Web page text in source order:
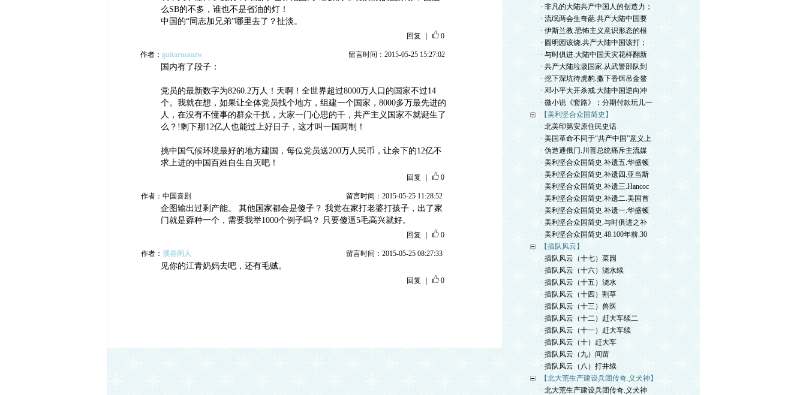
么SB的不多，谁也不是省油的灯！
中国的“同志加兄弟”哪里去了？扯淡。
回复 0
作者： guitarmanzw 留言时间：2015-05-25 15:27:02
国内有了段子：
党员的最新数字为8260.2万人！天啊！全世界超过8000万人口的国家不过14
个。我就在想，如果让全体党员找个地方，组建一个国家，8000多万最先进的
人，在没有不懂事的群众干扰，大家一门心思的干，共产主义国家不就诞生了
么？!剩下那12亿人也能过上好日子，这才叫一国两制！
挑中国气候环境最好的地方建国，每位党员送200万人民币，让余下的12亿不
求上进的中国百姓自生自灭吧！
回复 0
作者：中国喜剧 留言时间：2015-05-25 11:28:52
企图输出过剩产能。 其他国家都会是傻子？ 我党在家打老婆打孩子，出了家
门就是孬种一个，需要我举1000个例子吗？ 只要傻逼5毛高兴就好。
回复 0
作者： 溪谷闲人 留言时间：2015-05-25 08:27:33
见你的江青奶妈去吧，还有毛贼。
回复 0
· 非凡的大陆共产中国人的创造力；
· 流氓两会生奇葩.共产大陆中国要
· 伊斯兰教.恐怖主义意识形态的根
· 圆明园该烧.共产大陆中国该打；
· 与时俱进.大陆中国天灾花样翻新
· 共产大陆垃圾国家.从武警部队到
· 挖下深坑待虎豹.撒下香饵吊金鳌
· 邓小平大开杀戒.大陆中国逆向冲
· 微小说《套路》；分期付款玩儿一
【美利坚合众国简史】
· 北美印第安原住民史话
· 美国革命不同于“共产中国”意义上
· 伪造通俄门.川普总统痛斥主流媒
· 美利坚合众国简史.补遗五.华盛顿
· 美利坚合众国简史.补遗四.亚当斯
· 美利坚合众国简史.补遗三.Hancoc
· 美利坚合众国简史.补遗二.美国首
· 美利坚合众国简史.补遗一.华盛顿
· 美利坚合众国简史.与时俱进之补
· 美利坚合众国简史.48.100年前.30
【插队风云】
· 插队风云（十七）菜园
· 插队风云（十六）浇水续
· 插队风云（十五）浇水
· 插队风云（十四）割草
· 插队风云（十三）兽医
· 插队风云（十二）赶大车续二
· 插队风云（十一）赶大车续
· 插队风云（十）赶大车
· 插队风云（九）间苗
· 插队风云（八）打井续
【北大荒生产建设兵团传奇.义犬神】
· 北大荒生产建设兵团传奇.义犬神